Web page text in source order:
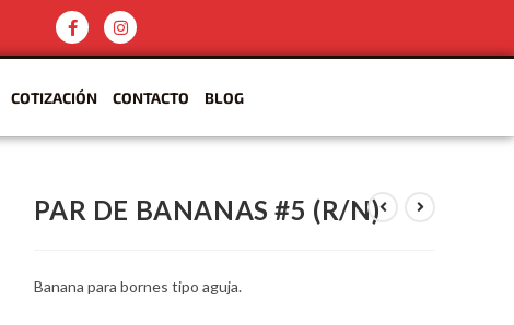
COTIZACIÓN CONTACTO BLOG
PAR DE BANANAS #5 (R/N)
Banana para bornes tipo aguja.